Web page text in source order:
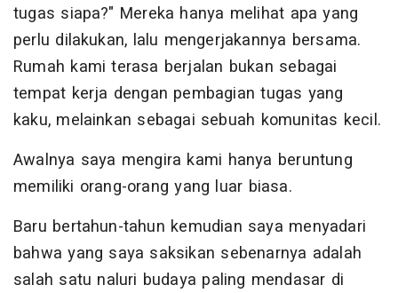
tugas siapa?" Mereka hanya melihat apa yang
perlu dilakukan, lalu mengerjakannya bersama.
Rumah kami terasa berjalan bukan sebagai
tempat kerja dengan pembagian tugas yang
kaku, melainkan sebagai sebuah komunitas kecil.
Awalnya saya mengira kami hanya beruntung
memiliki orang-orang yang luar biasa.
Baru bertahun-tahun kemudian saya menyadari
bahwa yang saya saksikan sebenarnya adalah
salah satu naluri budaya paling mendasar di